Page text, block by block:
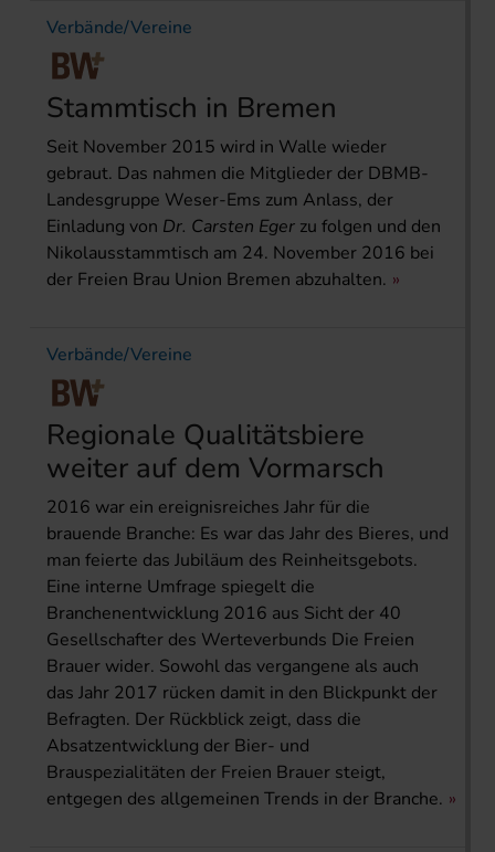
Verbände/Vereine
Stammtisch in Bremen
Seit November 2015 wird in Walle wieder
gebraut. Das nahmen die Mitglieder der DBMB-
Landesgruppe Weser-Ems zum Anlass, der
Einladung von Dr. Carsten Eger zu folgen und den
Nikolausstammtisch am 24. November 2016 bei
der Freien Brau Union Bremen abzuhalten.
Verbände/Vereine
Regionale Qualitätsbiere
weiter auf dem Vormarsch
2016 war ein ereignisreiches Jahr für die
brauende Branche: Es war das Jahr des Bieres, und
man feierte das Jubiläum des Reinheitsgebots.
Eine interne Umfrage spiegelt die
Branchenentwicklung 2016 aus Sicht der 40
Gesellschafter des Werteverbunds Die Freien
Brauer wider. Sowohl das vergangene als auch
das Jahr 2017 rücken damit in den Blickpunkt der
Befragten. Der Rückblick zeigt, dass die
Absatzentwicklung der Bier- und
Brauspezialitäten der Freien Brauer steigt,
entgegen des allgemeinen Trends in der Branche.